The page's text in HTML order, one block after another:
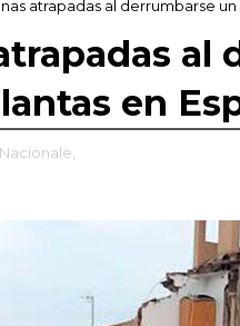
atrapadas al derrumbarse
al
en